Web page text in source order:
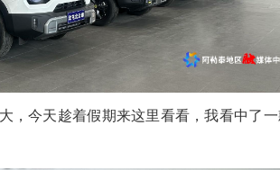
今天趁着假期来这里看看，我看中了一